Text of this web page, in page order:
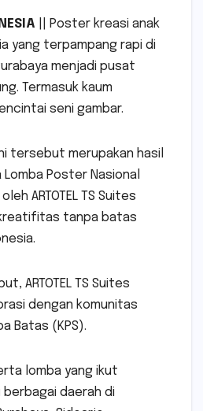
|| Poster kreasi anak
yang terpampang rapi di
menjadi pusat
Termasuk kaum
seni gambar.
tersebut merupakan hasil
Poster Nasional
ARTOTEL TS Suites
tanpa batas
ARTOTEL TS Suites
dengan komunitas
Batas (KPS).
lomba yang ikut
berbagai daerah di